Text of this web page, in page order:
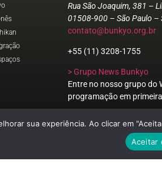
Rua São Joaquim, 381 –
01508-900 – São Paulo –
contato@bunkyo.org.br
+55 (11) 3208-1755
> Grupo News Bunkyo
Entre no nosso grupo do
programação em
sua experiência. Ao clicar em
Aceitar